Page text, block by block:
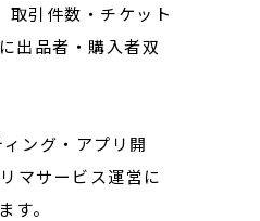
引件数・チケット
出品者・購入者双
ング・アプリ開
マサービス運営に
。